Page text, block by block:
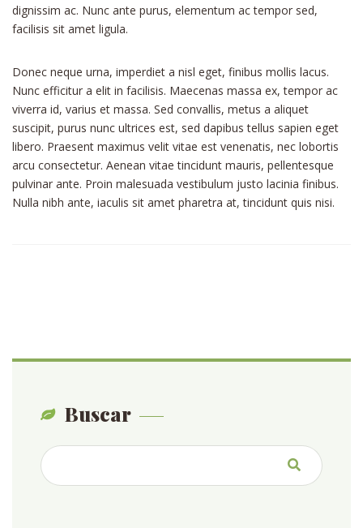
dignissim ac. Nunc ante purus, elementum ac tempor sed,
facilisis sit amet ligula.
Donec neque urna, imperdiet a nisl eget, finibus mollis lacus.
Nunc efficitur a elit in facilisis. Maecenas massa ex, tempor ac
viverra id, varius et massa. Sed convallis, metus a aliquet
suscipit, purus nunc ultrices est, sed dapibus tellus sapien eget
libero. Praesent maximus velit vitae est venenatis, nec lobortis
arcu consectetur. Aenean vitae tincidunt mauris, pellentesque
pulvinar ante. Proin malesuada vestibulum justo lacinia finibus.
Nulla nibh ante, iaculis sit amet pharetra at, tincidunt quis nisi.
Buscar